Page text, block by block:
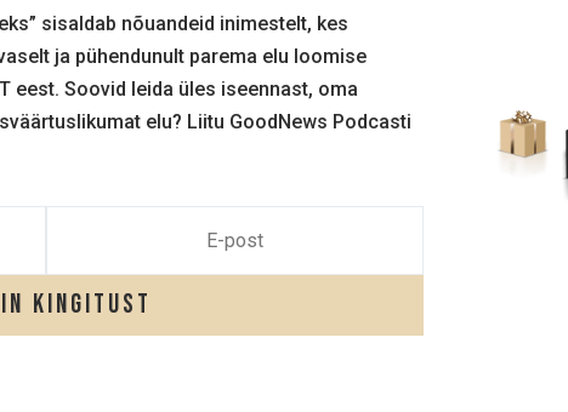
sisaldab nõuandeid inimestelt, kes
ja pühendunult parema elu loomise
eest. Soovid leida üles iseennast, oma
elu? Liitu GoodNews Podcasti
kingitust